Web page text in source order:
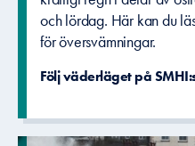
och lördag. Här kan du
för översvämningar.
Följ väderläget på